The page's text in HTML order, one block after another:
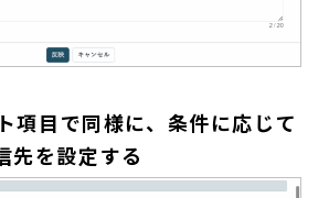
項目で同様に、条件に応じて
先を設定する